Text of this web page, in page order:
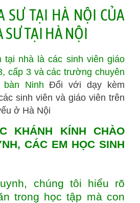
SƯ TẠI HÀ NỘI CỦA
SƯ TẠI HÀ NỘI
nhà là các sinh viên giáo
cấp 3 và các trường chuyên
bàn NinhĐối với dạy kèm
sinh viên và giáo viên trên
ở Hà Nội
KHÁNH KÍNH CHÀO
CÁC EM HỌC SINH
chúng tôi hiểu rõ
trong học tập mà con